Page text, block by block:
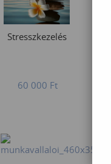
Stresszkezelés
60 000 Ft